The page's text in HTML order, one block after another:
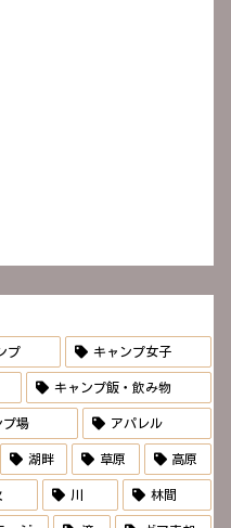
プ キャンプ女子
キャンプ飯・飲み物
プ場 アパレル
湖畔 草原 高原
川 林間